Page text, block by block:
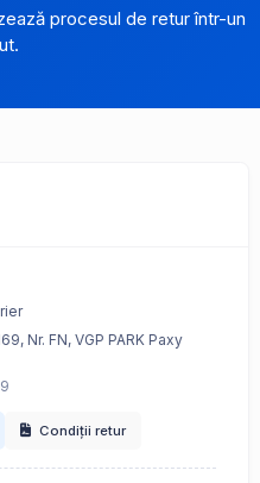
procesul de retur într-un
Nr. FN, VGP PARK Paxy
Condiții retur